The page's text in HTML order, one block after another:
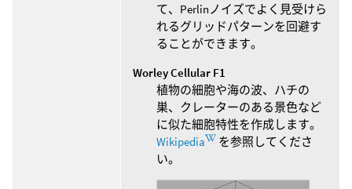
て、Perlinノイズでよく見受けら
れるグリッドパターンを回避す
ることができます。
Worley Cellular F1
植物の細胞や海の波、ハチの
巣、クレーターのある景色など
に似た細胞特性を作成します。
Wikipedia
を参照してくださ
い。